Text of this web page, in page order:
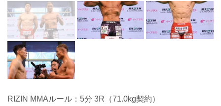
RIZIN MMAルール：5分 3R（71.0kg契約）